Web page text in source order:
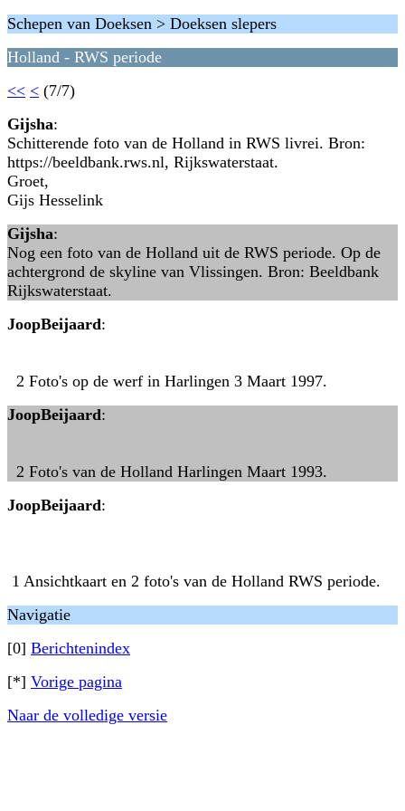
Schepen van Doeksen > Doeksen slepers
Holland - RWS periode
<< < (7/7)
Gijsha:
Schitterende foto van de Holland in RWS livrei. Bron:
https://beeldbank.rws.nl, Rijkswaterstaat.
Groet,
Gijs Hesselink
Gijsha:
Nog een foto van de Holland uit de RWS periode. Op de
achtergrond de skyline van Vlissingen. Bron: Beeldbank
Rijkswaterstaat.
JoopBeijaard:
2 Foto's op de werf in Harlingen 3 Maart 1997.
JoopBeijaard:
2 Foto's van de Holland Harlingen Maart 1993.
JoopBeijaard:
1 Ansichtkaart en 2 foto's van de Holland RWS periode.
Navigatie
[0] Berichtenindex
[*] Vorige pagina
Naar de volledige versie